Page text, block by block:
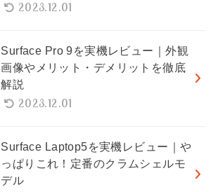
2023.12.01
Surface Pro 9を実機レビュー｜外観
画像やメリット・デメリットを徹底
解説
2023.12.01
Surface Laptop5を実機レビュー｜や
っぱりこれ！定番のクラムシェルモ
デル